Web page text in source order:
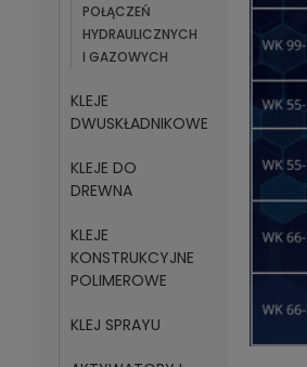
POŁĄCZEŃ
HYDRAULICZNYCH
I GAZOWYCH
KLEJE
DWUSKŁADNIKOWE
KLEJE DO
DREWNA
KLEJE
KONSTRUKCYJNE
POLIMEROWE
KLEJ SPRAYU